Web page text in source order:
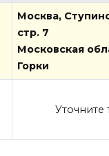
Москва,
стр. 7
Московская
Горки
Уточните